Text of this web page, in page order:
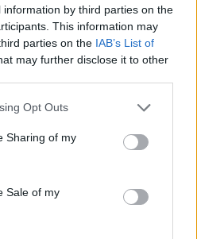
by third parties on the
This information may
parties on the IAB’s List of
may further disclose it to other
Opt Outs
Sharing of my
Sale of my
a bérek a versenyszférában
az elmúlt időszak
fennmaradt. A minimálbér és
infláció azonban tartósan
növekedésére már...
hírarchívumához